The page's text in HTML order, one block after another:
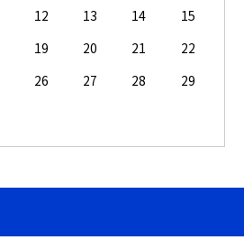
12 13 14
15
19 20 21
22
26 27 28
29